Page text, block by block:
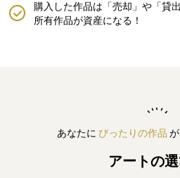
購入した作品は「売却」や「貸
所有作品が資産になる！
あなたに ぴったりの作品
アートの